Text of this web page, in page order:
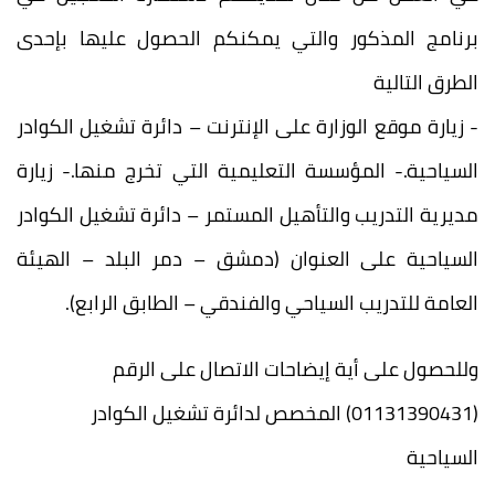
برنامج المذكور والتي يمكنكم الحصول عليها بإحدى
الطرق التالية
- زيارة موقع الوزارة على الإنترنت – دائرة تشغيل الكوادر
السياحية.- المؤسسة التعليمية التي تخرج منها.- زيارة
مديرية التدريب والتأهيل المستمر – دائرة تشغيل الكوادر
السياحية على العنوان (دمشق – دمر البلد – الهيئة
العامة للتدريب السياحي والفندقي – الطابق الرابع).
وللحصول على أية إيضاحات الاتصال على الرقم
(01131390431) المخصص لدائرة تشغيل الكوادر
السياحية